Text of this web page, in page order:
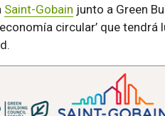
Saint-Gobain junto a Green
circular’ que